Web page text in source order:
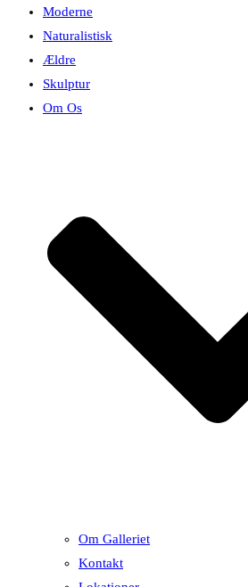
Moderne
Naturalistisk
Ældre
Skulptur
Om Os
Om Galleriet
Kontakt